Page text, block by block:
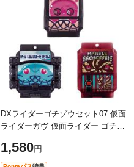
DXライダーゴチゾウセット07 仮面
ライダーガヴ 仮面ライダー ゴチゾ
1,580円